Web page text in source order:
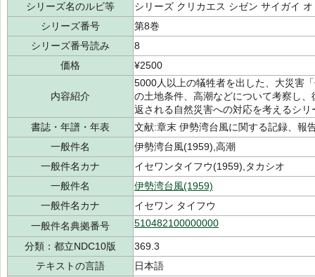
シリーズ名のルビ等
シリーズ クリカエス シゼン サイガイ
シリーズ番号
第8巻
シリーズ番号読み
8
価格
¥2500
内容紹介
5000人以上の犠牲者を出した、大災害
の土地条件、高潮などについて考察し
返される自然災害への対応を考えるシリ
書誌・年譜・年表
文献:章末 伊勢湾台風に関する記録、報
一般件名
伊勢湾台風(1959),高潮
一般件名カナ
イセワンタイフウ(1959),タカシオ
一般件名
伊勢湾台風(1959)
一般件名カナ
イセワン タイフウ
一般件名典拠番号
510482100000000
分類：都立NDC10版
369.3
テキストの言語
日本語